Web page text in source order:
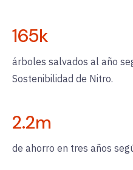
165k
árboles salvados al año
Sostenibilidad de Nitro.
2.2m
de ahorro en tres años